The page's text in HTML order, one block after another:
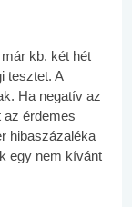
kb. két hét
tesztet. A
Ha negatív az
az érdemes
hibaszázaléka
egy nem kívánt